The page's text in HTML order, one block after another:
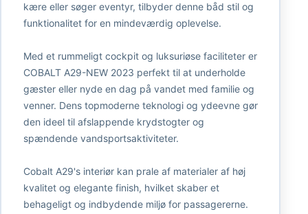
kære eller søger eventyr, tilbyder denne båd stil og
funktionalitet for en mindeværdig oplevelse.
Med et rummeligt cockpit og luksuriøse faciliteter er
COBALT A29-NEW 2023 perfekt til at underholde
gæster eller nyde en dag på vandet med familie og
venner. Dens topmoderne teknologi og ydeevne gør
den ideel til afslappende krydstogter og
spændende vandsportsaktiviteter.
Cobalt A29's interiør kan prale af materialer af høj
kvalitet og elegante finish, hvilket skaber et
behageligt og indbydende miljø for passagererne.